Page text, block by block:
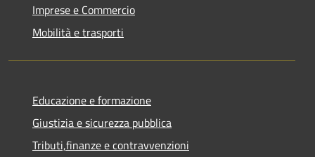
Imprese e Commercio
Mobilità e trasporti
Educazione e formazione
Giustizia e sicurezza pubblica
Tributi,finanze e contravvenzioni